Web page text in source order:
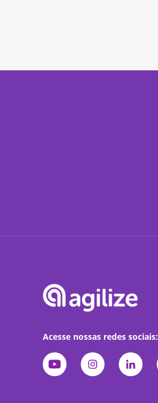
Acesse nossas redes sociais: